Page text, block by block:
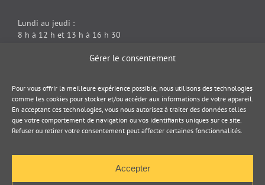
Gérer le consentement
Pour vous offrir la meilleure expérience possible, nous utilisons des technologies
comme les cookies pour stocker et/ou accéder aux informations de votre appareil.
En acceptant ces technologies, vous nous autorisez à traiter des données telles
que votre comportement de navigation ou vos identifiants uniques sur ce site.
Refuser ou retirer votre consentement peut affecter certaines fonctionnalités.
Accepter
Lundi au jeudi :
8 h à 12 h et 13 h à 16 h 30
DOCUMENT JURIDIQUE
Politique de cookies